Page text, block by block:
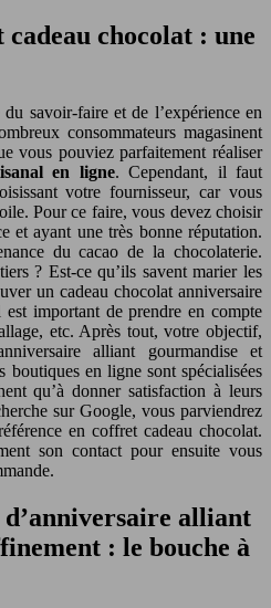
chocolat : une
savoir-faire et de l’expérience en
consommateurs magasinent
vous pouviez parfaitement réaliser
en ligne. Cependant, il faut
votre fournisseur, car vous
Pour ce faire, vous devez choisir
et ayant une très bonne réputation.
du cacao de la chocolaterie.
? Est-ce qu’ils savent marier les
un cadeau chocolat anniversaire
important de prendre en compte
etc. Après tout, votre objectif,
alliant gourmandise et
boutiques en ligne sont spécialisées
qu’à donner satisfaction à leurs
sur Google, vous parviendrez
en coffret cadeau chocolat.
son contact pour ensuite vous
alliant
: le bouche à